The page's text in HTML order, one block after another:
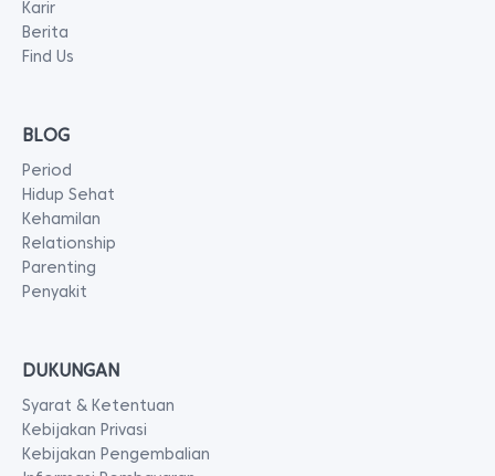
Karir
Berita
Find Us
BLOG
Period
Hidup Sehat
Kehamilan
Relationship
Parenting
Penyakit
DUKUNGAN
Syarat & Ketentuan
Kebijakan Privasi
Kebijakan Pengembalian